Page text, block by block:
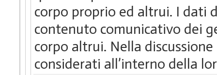
corpo proprio ed altrui. I dati
contenuto comunicativo dei
corpo altrui. Nella
considerati all’interno della